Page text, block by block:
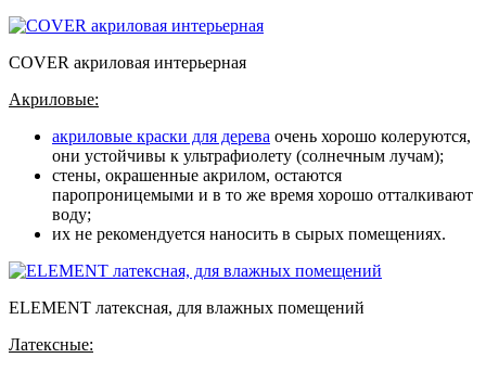
COVER акриловая интерьерная
Акриловые:
акриловые краски для дерева очень хорошо колеруются,
они устойчивы к ультрафиолету (солнечным лучам);
стены, окрашенные акрилом, остаются
паропроницемыми и в то же время хорошо отталкивают
воду;
их не рекомендуется наносить в сырых помещениях.
ELEMENT латексная, для влажных помещений
Латексные: